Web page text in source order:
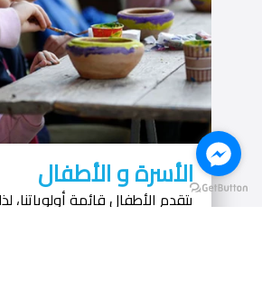
الأسرة و الأطفال
يتقدم الأطفال قائمة أولوياتنا،